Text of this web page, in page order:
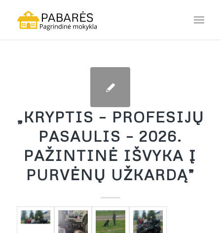
„KRYPTIS – PROFESIJŲ
PASAULIS – 2026.
PAŽINTINĖ IŠVYKA Į
PURVĖNŲ UŽKARDĄ”